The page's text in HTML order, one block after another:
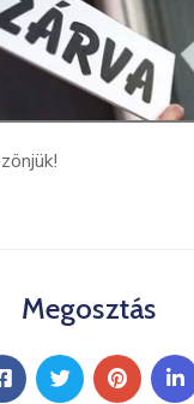
Megosztás